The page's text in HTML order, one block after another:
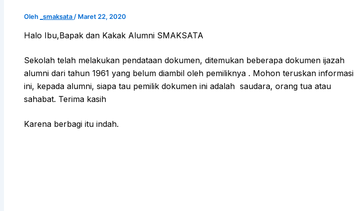
Oleh _smaksata / Maret 22, 2020
Halo Ibu,Bapak dan Kakak Alumni SMAKSATA
Sekolah telah melakukan pendataan dokumen, ditemukan beberapa dokumen ijazah
alumni dari tahun 1961 yang belum diambil oleh pemiliknya . Mohon teruskan informasi
ini, kepada alumni, siapa tau pemilik dokumen ini adalah saudara, orang tua atau
sahabat. Terima kasih
Karena berbagi itu indah.